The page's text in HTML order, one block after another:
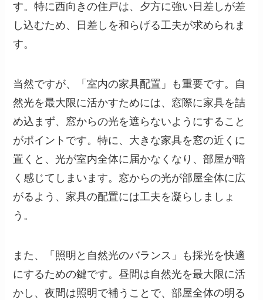
す。特に西向きの住戸は、夕方に強い日差しが差
し込むため、日差しを和らげる工夫が求められま
す。
当然ですが、「室内の家具配置」も重要です。自
然光を最大限に活かすためには、窓際に家具を詰
め込まず、窓からの光を遮らないようにすること
がポイントです。特に、大きな家具を窓の近くに
置くと、光が室内全体に届かなくなり、部屋が暗
く感じてしまいます。窓からの光が部屋全体に広
がるよう、家具の配置には工夫を凝らしましょ
う。
また、「照明と自然光のバランス」も採光を快適
にするための鍵です。昼間は自然光を最大限に活
かし、夜間は照明で補うことで、部屋全体の明る